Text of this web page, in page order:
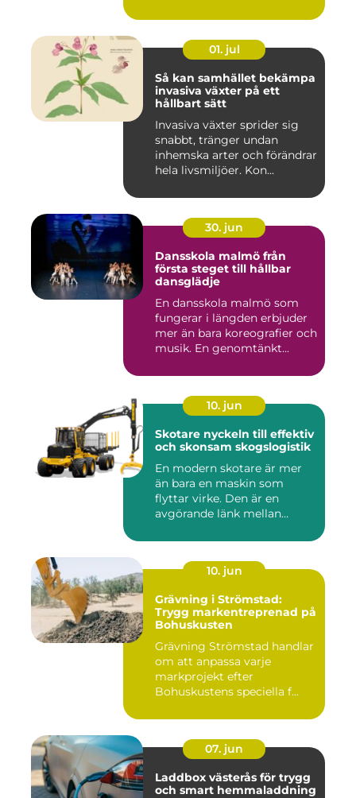
01. jul
Så kan samhället bekämpa
invasiva växter på ett
hållbart sätt
Invasiva växter sprider sig
snabbt, tränger undan
inhemska arter och förändrar
hela livsmiljöer. Kon...
30. jun
Dansskola malmö från
första steget till hållbar
dansglädje
En dansskola malmö som
fungerar i längden erbjuder
mer än bara koreografier och
musik. En genomtänkt...
10. jun
Skotare nyckeln till effektiv
och skonsam skogslogistik
En modern skotare är mer
än bara en maskin som
flyttar virke. Den är en
avgörande länk mellan
10. jun
Grävning i Strömstad:
Trygg markentreprenad på
Bohuskusten
Grävning Strömstad handlar
om att anpassa varje
markprojekt efter
Bohuskustens speciella f...
07. jun
Laddbox västerås för trygg
och smart hemmaladdning